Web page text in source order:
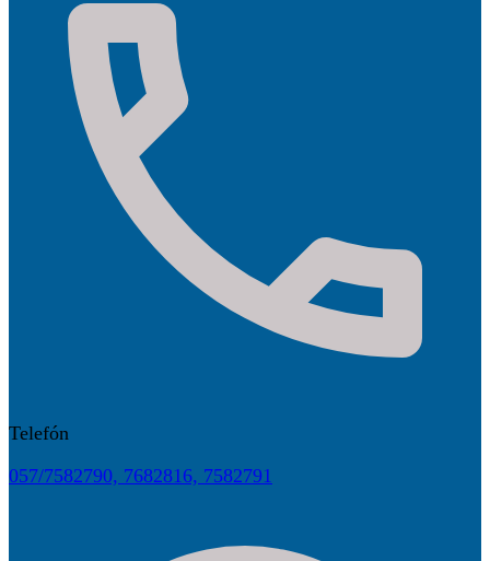
Telefón
057/7582790, 7682816, 7582791